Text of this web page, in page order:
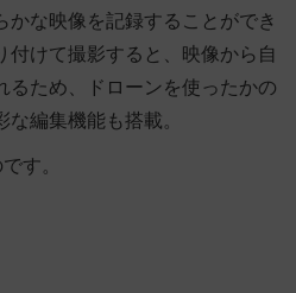
かな映像を記録することができ
付けて撮影すると、映像から自
るため、ドローンを使ったかの
編集機能も搭載。
す。